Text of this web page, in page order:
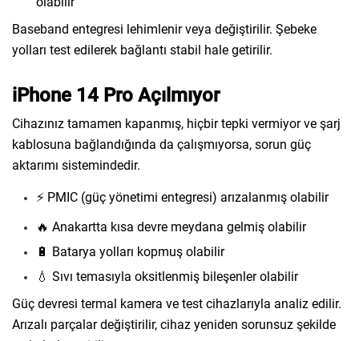
Baseband entegresi lehimlenir veya değiştirilir. Şebeke
yolları test edilerek bağlantı stabil hale getirilir.
iPhone 14 Pro Açılmıyor
Cihazınız tamamen kapanmış, hiçbir tepki vermiyor ve şarj
kablosuna bağlandığında da çalışmıyorsa, sorun güç
aktarımı sistemindedir.
⚡ PMIC (güç yönetimi entegresi) arızalanmış olabilir
🔥 Anakartta kısa devre meydana gelmiş olabilir
🔋 Batarya yolları kopmuş olabilir
💧 Sıvı temasıyla oksitlenmiş bileşenler olabilir
Güç devresi termal kamera ve test cihazlarıyla analiz edilir.
Arızalı parçalar değiştirilir, cihaz yeniden sorunsuz şekilde